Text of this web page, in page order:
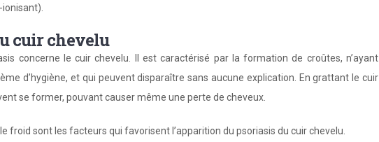
cuir chevelu
concerne le cuir chevelu. Il est caractérisé par la formation de croûtes, n’ayant
d’hygiène, et qui peuvent disparaître sans aucune explication. En grattant le cuir
se former, pouvant causer même une perte de cheveux.
froid sont les facteurs qui favorisent l’apparition du psoriasis du cuir chevelu.